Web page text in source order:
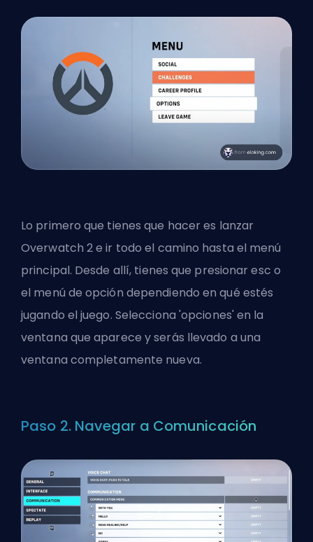
Lo primero que tienes que hacer es lanzar
Overwatch 2 e ir todo el camino hasta el menú
principal. Desde allí, tienes que presionar esc o
el menú de opción dependiendo en qué estés
jugando el juego. Selecciona 'opciones' en la
ventana que aparece y serás llevado a una
ventana completamente nueva.
Paso 2. Navegar a Comunicación